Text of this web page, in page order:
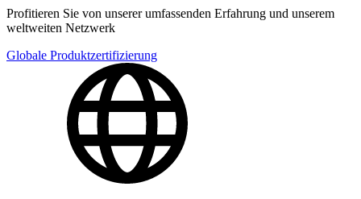
Profitieren Sie von unserer umfassenden Erfahrung und unserem
weltweiten Netzwerk
Globale Produktzertifizierung